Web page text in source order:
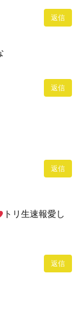
返信
返信
返信
トリ生速報愛し
返信